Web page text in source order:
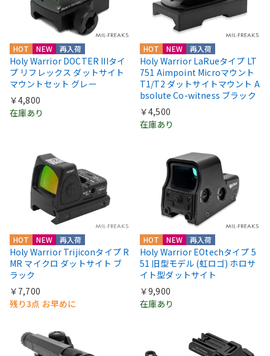
HOT NEW 再入荷
Holy Warrior DOCTER IIIタイ
プ リフレックス ダットサイト
マウントセット グレー
￥4,800
在庫あり
HOT NEW 再入荷
Holy Warrior LaRueタイプ LT
751 Aimpoint Microマウント
T1/T2 ダットサイトマウント A
bsolute Co-witness ブラック
￥4,500
在庫あり
HOT NEW 再入荷
Holy Warrior Trijiconタイプ R
MR マイクロ ダットサイト ブ
ラック
￥7,700
残り3点 お早めに
HOT NEW 再入荷
Holy Warrior EOtechタイプ 5
51 旧型モデル (虹ロゴ) ホロサ
イト型ダットサイト
￥9,900
在庫あり